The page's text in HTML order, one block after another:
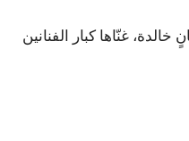
غنّاها كبار الفنانين